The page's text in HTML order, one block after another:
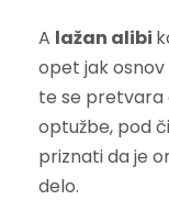
A lažan alibi
opet jak
te se pretvara
optužbe, pod
priznati da je
delo.